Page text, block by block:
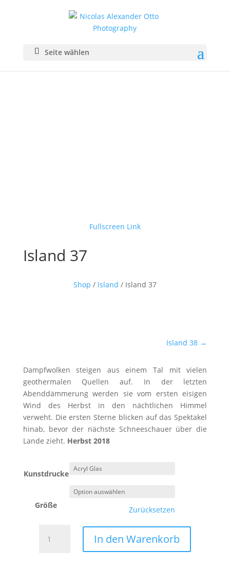
Seite wählen
Fullscreen Link
Island 37
Shop / Island / Island 37
Island 38 →
Dampfwolken steigen aus einem Tal mit vielen
geothermalen Quellen auf. In der letzten
Abenddämmerung werden sie vom ersten eisigen
Wind des Herbst in den nächtlichen Himmel
verweht. Die ersten Sterne blicken auf das Spektakel
hinab, bevor der nächste Schneeschauer über die
Lande zieht. Herbst 2018
Kunstdrucke
Größe Zurücksetzen
In den Warenkorb